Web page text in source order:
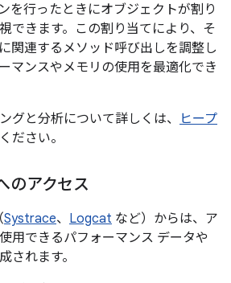
を行ったときにオブジェクトが割り
できます。この割り当てにより、そ
関連するメソッド呼び出しを調整し
マンスやメモリの使用を最適化でき
グと分析について詳しくは、
ヒープ
ださい。
のアクセス
Systrace、 Logcat など）からは、ア
用できるパフォーマンス データや
されます。